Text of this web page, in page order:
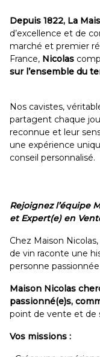
Depuis 1822, La
d’excellence et de
marché et premier
France, Nicolas
sur l’ensemble du
Nos cavistes,
partagent chaque
reconnue et leur
une expérience
conseil personnalisé.
Rejoignez l’équipe
et Expert(e) en
Chez Maison
de vin raconte une
personne
Maison Nicolas
passionné(e)s,
point de vente et de
Vos missions :